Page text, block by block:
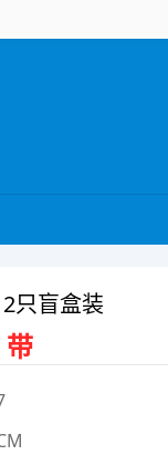
只盲盒装